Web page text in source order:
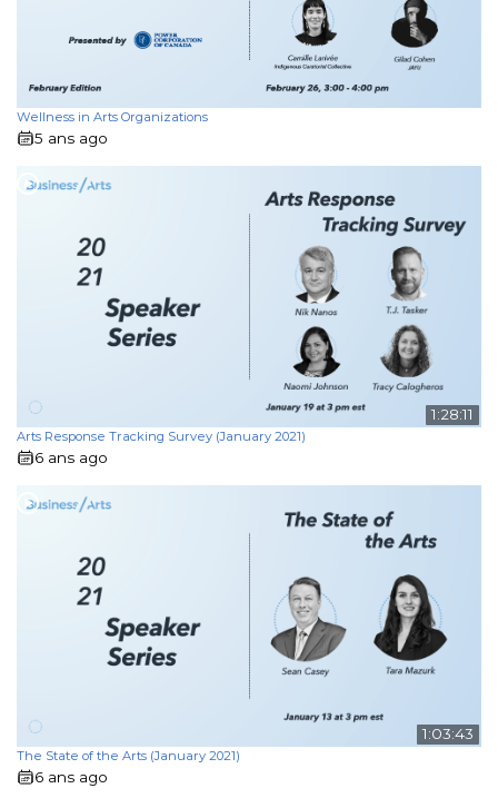
Wellness in Arts Organizations
5 ans ago
1:28:11
Arts Response Tracking Survey (January 2021)
6 ans ago
1:03:43
The State of the Arts (January 2021)
6 ans ago